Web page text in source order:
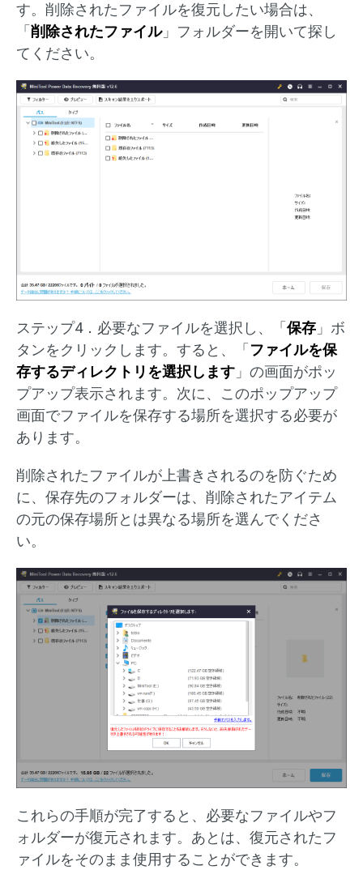
す。削除されたファイルを復元したい場合は、
「 削除されたファイル」フォルダーを開いて探し
てください。
ステップ4．必要なファイルを選択し、「 保存 」ボ
タンをクリックします。すると、「 ファイルを保
存するディレクトリを選択します 」の画面がポッ
プアップ表示されます。次に、このポップアップ
画面でファイルを保存する場所を選択する必要が
あります。
削除されたファイルが上書きされるのを防ぐため
に、保存先のフォルダーは、削除されたアイテム
の元の保存場所とは異なる場所を選んでくださ
い。
これらの手順が完了すると、必要なファイルやフ
ォルダーが復元されます。あとは、復元されたフ
ァイルをそのまま使用することができます。